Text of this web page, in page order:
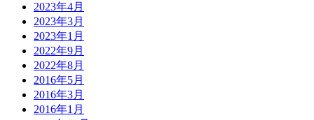
2023年4月
2023年3月
2023年1月
2022年9月
2022年8月
2016年5月
2016年3月
2016年1月